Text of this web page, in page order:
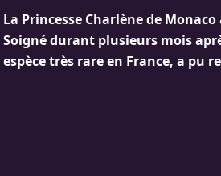
La Princesse Charlène de
Soigné durant plusieurs mois
espèce très rare en France, a pu